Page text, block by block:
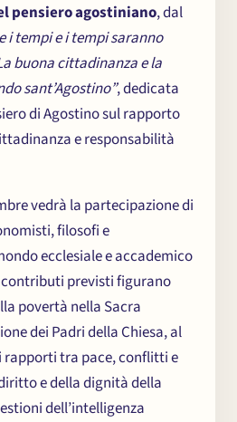
pensiero agostiniano, dal
i tempi e i tempi saranno
buona cittadinanza e la
sant’Agostino”, dedicata
di Agostino sul rapporto
e responsabilità
vedrà la partecipazione di
filosofi e
ecclesiale e accademico
previsti figurano
povertà nella Sacra
dei Padri della Chiesa, al
rapporti tra pace, conflitti e
e della dignità della
dell’intelligenza